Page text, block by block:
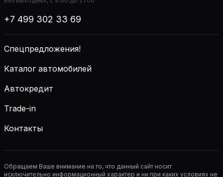
+7 499 302 33 69
Спецпредложения!
Каталог автомобилей
Автокредит
Trade-in
Контакты
Обращаем Ваше внимание на то, что данный сайт носит
исключительно информационный характер и ни при каких условиях не